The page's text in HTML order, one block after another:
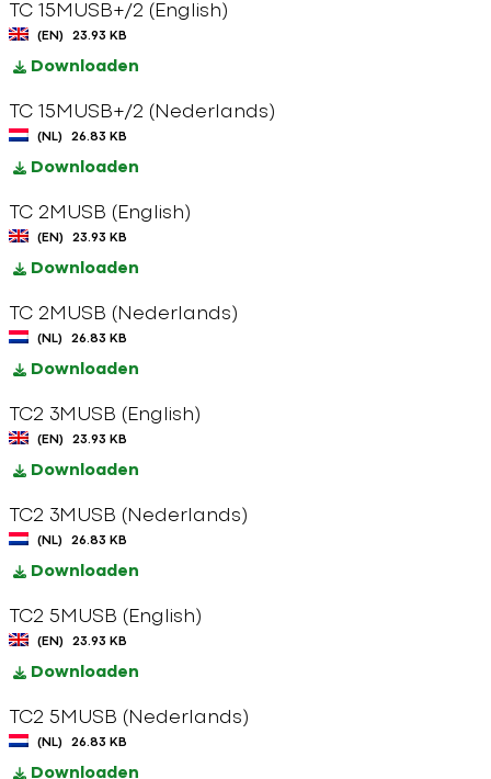
TC 15MUSB+/2 (English)
(EN) 23.93 KB
Downloaden
TC 15MUSB+/2 (Nederlands)
(NL) 26.83 KB
Downloaden
TC 2MUSB (English)
(EN) 23.93 KB
Downloaden
TC 2MUSB (Nederlands)
(NL) 26.83 KB
Downloaden
TC2 3MUSB (English)
(EN) 23.93 KB
Downloaden
TC2 3MUSB (Nederlands)
(NL) 26.83 KB
Downloaden
TC2 5MUSB (English)
(EN) 23.93 KB
Downloaden
TC2 5MUSB (Nederlands)
(NL) 26.83 KB
Downloaden